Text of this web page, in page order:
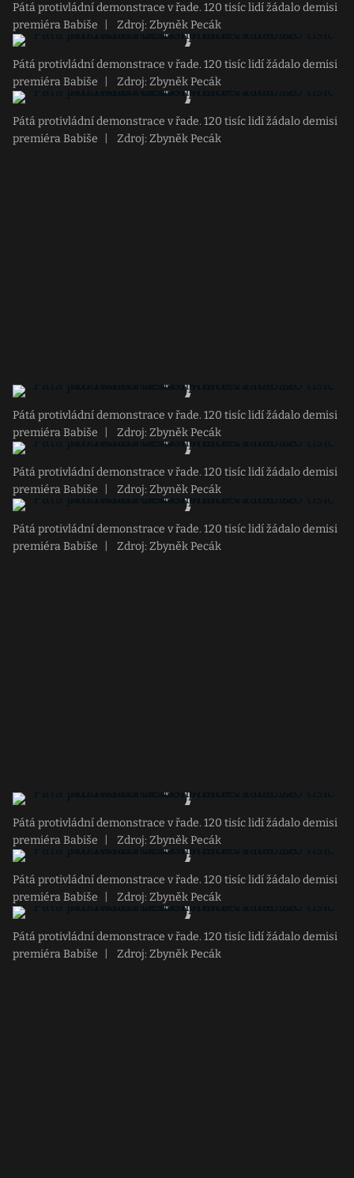
Pátá protivládní demonstrace v řade. 120 tisíc lidí žádalo demisi
premiéra Babiše
Zdroj: Zbyněk Pecák
Pátá protivládní demonstrace v řade. 120 tisíc lidí žádalo demisi
premiéra Babiše
Zdroj: Zbyněk Pecák
Pátá protivládní demonstrace v řade. 120 tisíc lidí žádalo demisi
premiéra Babiše
Zdroj: Zbyněk Pecák
Pátá protivládní demonstrace v řade. 120 tisíc lidí žádalo demisi
premiéra Babiše
Zdroj: Zbyněk Pecák
Pátá protivládní demonstrace v řade. 120 tisíc lidí žádalo demisi
premiéra Babiše
Zdroj: Zbyněk Pecák
Pátá protivládní demonstrace v řade. 120 tisíc lidí žádalo demisi
premiéra Babiše
Zdroj: Zbyněk Pecák
Pátá protivládní demonstrace v řade. 120 tisíc lidí žádalo demisi
premiéra Babiše
Zdroj: Zbyněk Pecák
Pátá protivládní demonstrace v řade. 120 tisíc lidí žádalo demisi
premiéra Babiše
Zdroj: Zbyněk Pecák
Pátá protivládní demonstrace v řade. 120 tisíc lidí žádalo demisi
premiéra Babiše
Zdroj: Zbyněk Pecák